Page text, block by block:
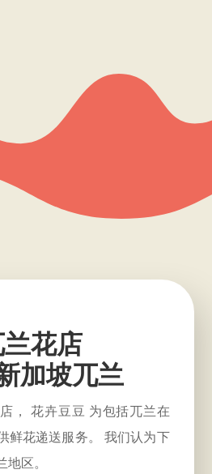
花店
加坡兀兰
， 花卉豆豆 为包括兀兰在
鲜花递送服务。 我们认为下
区。